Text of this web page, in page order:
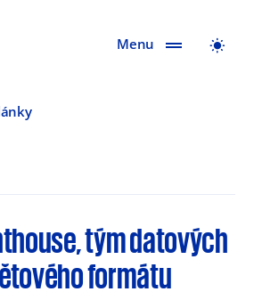
Menu
tým datových
formátu